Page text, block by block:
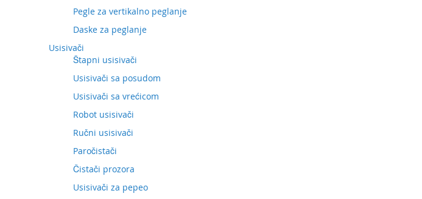
Pegle za vertikalno peglanje
Daske za peglanje
Usisivači
Štapni usisivači
Usisivači sa posudom
Usisivači sa vrećicom
Robot usisivači
Ručni usisivači
Paročistači
Čistači prozora
Usisivači za pepeo